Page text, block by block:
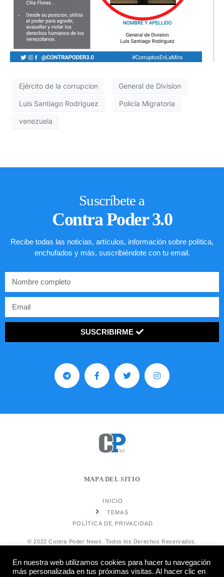
Ejército de la corrupcion General de Division
Luis Santiago Rodriguez Policía Migratoria
venezuela
Suscríbete a
Contra Poder 3.0
Recibe todas las noticias, artículos, información sobre política,
enchufados y más, suscribiéndote con tu email.
SUSCRIBIRME
MAPA DEL SITIO
INICIO
TEMAS
POLÍTICA DE PRIVACIDAD
© 2022 Contra Poder News. Todos los Derechos Reservados.
En nuestra web utilizamos cookies para hacer tu navegación
más personalizada en tus próximas visitas. Al hacer clic en